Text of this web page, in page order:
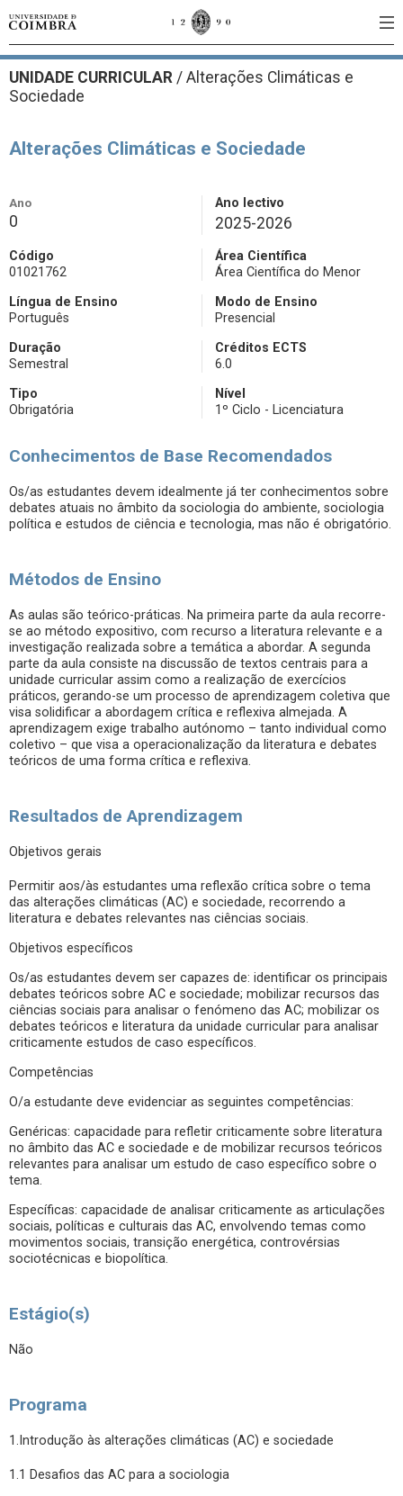
UNIDADE CURRICULAR / Alterações Climáticas e
Sociedade
Alterações Climáticas e Sociedade
Ano
0
Ano lectivo
2025-2026
Código
01021762
Área Científica
Área Científica do Menor
Língua de Ensino
Português
Modo de Ensino
Presencial
Duração
Semestral
Créditos ECTS
6.0
Tipo
Obrigatória
Nível
1º Ciclo - Licenciatura
Conhecimentos de Base Recomendados
Os/as estudantes devem idealmente já ter conhecimentos sobre
debates atuais no âmbito da sociologia do ambiente, sociologia
política e estudos de ciência e tecnologia, mas não é obrigatório.
Métodos de Ensino
As aulas são teórico-práticas. Na primeira parte da aula recorre-
se ao método expositivo, com recurso a literatura relevante e a
investigação realizada sobre a temática a abordar. A segunda
parte da aula consiste na discussão de textos centrais para a
unidade curricular assim como a realização de exercícios
práticos, gerando-se um processo de aprendizagem coletiva que
visa solidificar a abordagem crítica e reflexiva almejada. A
aprendizagem exige trabalho autónomo – tanto individual como
coletivo – que visa a operacionalização da literatura e debates
teóricos de uma forma crítica e reflexiva.
Resultados de Aprendizagem
Objetivos gerais
Permitir aos/às estudantes uma reflexão crítica sobre o tema
das alterações climáticas (AC) e sociedade, recorrendo a
literatura e debates relevantes nas ciências sociais.
Objetivos específicos
Os/as estudantes devem ser capazes de: identificar os principais
debates teóricos sobre AC e sociedade; mobilizar recursos das
ciências sociais para analisar o fenómeno das AC; mobilizar os
debates teóricos e literatura da unidade curricular para analisar
criticamente estudos de caso específicos.
Competências
O/a estudante deve evidenciar as seguintes competências:
Genéricas: capacidade para refletir criticamente sobre literatura
no âmbito das AC e sociedade e de mobilizar recursos teóricos
relevantes para analisar um estudo de caso específico sobre o
tema.
Específicas: capacidade de analisar criticamente as articulações
sociais, políticas e culturais das AC, envolvendo temas como
movimentos sociais, transição energética, controvérsias
sociotécnicas e biopolítica.
Estágio(s)
Não
Programa
1.Introdução às alterações climáticas (AC) e sociedade
1.1 Desafios das AC para a sociologia